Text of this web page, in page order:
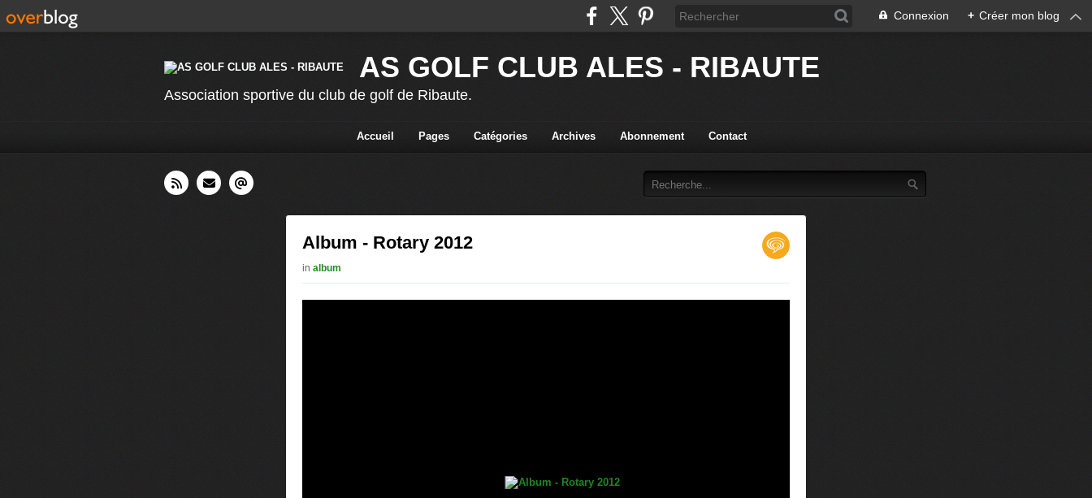
Connexion + Créer mon blog
AS GOLF CLUB ALES - RIBAUTE
Association sportive du club de golf de Ribaute.
Accueil Pages Catégories Archives Abonnement Contact
Album - Rotary 2012
in album